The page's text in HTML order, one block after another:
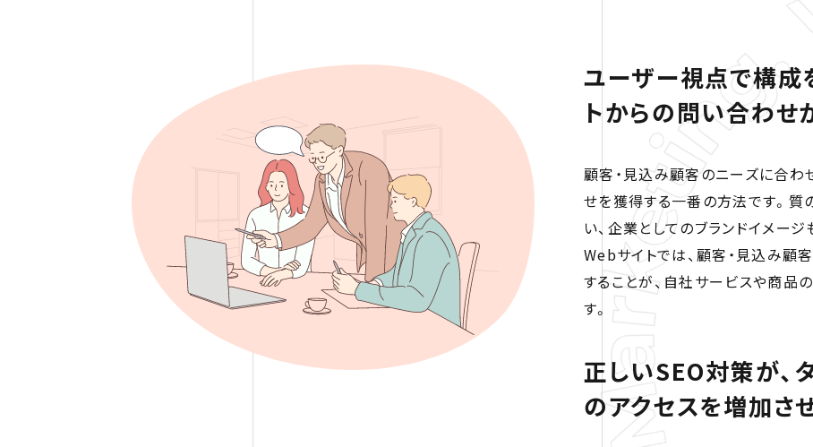
ユーザー視点で構成
トからの問い合わせ
顧客・見込み顧客のニーズに合わ
せを獲得する一番の方法です。質
い、企業としてのブランドイメージ
Webサイトでは、顧客・見込み顧
することが、自社サービスや商
す。
正しいSEO対策が、
のアクセスを増加させ